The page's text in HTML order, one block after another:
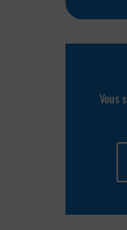
Vous